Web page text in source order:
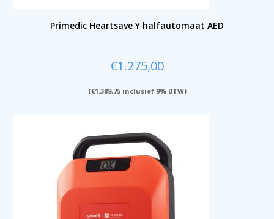
Primedic Heartsave Y halfautomaat AED
€1.275,00
(€1.389,75inclusief 9% BTW)